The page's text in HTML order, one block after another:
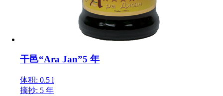
干邑“Ara Jan”5 年
体积: 0.5 l
摘抄: 5 年